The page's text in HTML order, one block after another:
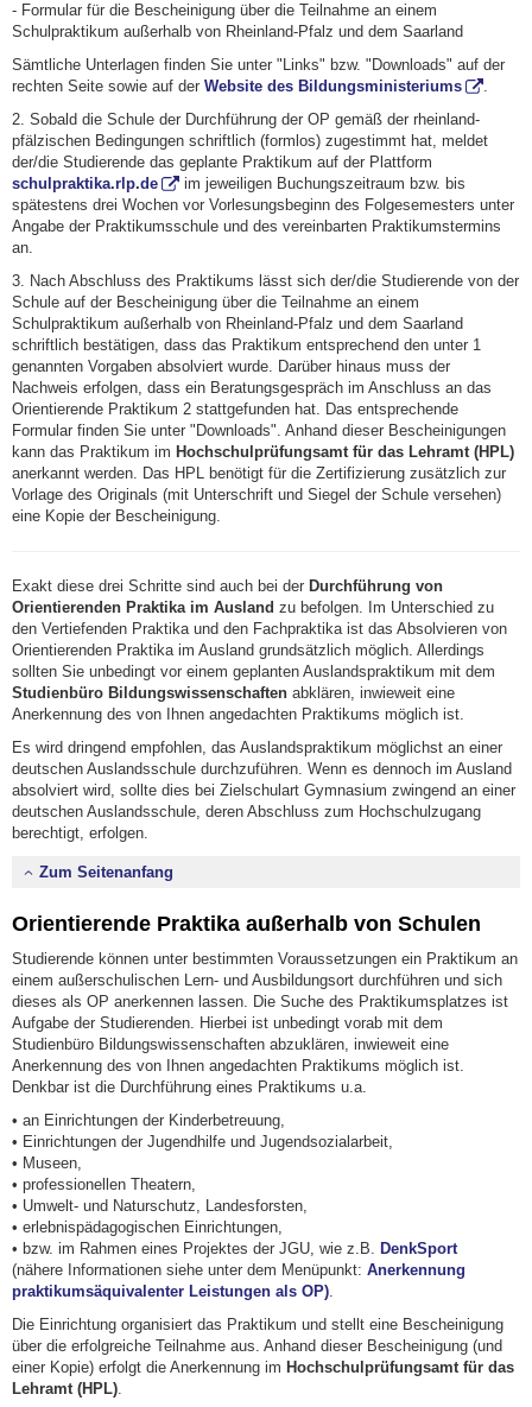
- Formular für die Bescheinigung über die Teilnahme an einem
Schulpraktikum außerhalb von Rheinland-Pfalz und dem Saarland
Sämtliche Unterlagen finden Sie unter "Links" bzw. "Downloads" auf der
rechten Seite sowie auf der Website des Bildungsministeriums
.
2. Sobald die Schule der Durchführung der OP gemäß der rheinland-
pfälzischen Bedingungen schriftlich (formlos) zugestimmt hat, meldet
der/die Studierende das geplante Praktikum auf der Plattform
schulpraktika.rlp.de
im jeweiligen Buchungszeitraum bzw. bis
spätestens drei Wochen vor Vorlesungsbeginn des Folgesemesters unter
Angabe der Praktikumsschule und des vereinbarten Praktikumstermins
an.
3. Nach Abschluss des Praktikums lässt sich der/die Studierende von der
Schule auf der Bescheinigung über die Teilnahme an einem
Schulpraktikum außerhalb von Rheinland-Pfalz und dem Saarland
schriftlich bestätigen, dass das Praktikum entsprechend den unter 1
genannten Vorgaben absolviert wurde. Darüber hinaus muss der
Nachweis erfolgen, dass ein Beratungsgespräch im Anschluss an das
Orientierende Praktikum 2 stattgefunden hat. Das entsprechende
Formular finden Sie unter "Downloads". Anhand dieser Bescheinigungen
kann das Praktikum im Hochschulprüfungsamt für das Lehramt (HPL)
anerkannt werden. Das HPL benötigt für die Zertifizierung zusätzlich zur
Vorlage des Originals (mit Unterschrift und Siegel der Schule versehen)
eine Kopie der Bescheinigung.
Exakt diese drei Schritte sind auch bei der Durchführung von
Orientierenden Praktika im Ausland zu befolgen. Im Unterschied zu
den Vertiefenden Praktika und den Fachpraktika ist das Absolvieren von
Orientierenden Praktika im Ausland grundsätzlich möglich. Allerdings
sollten Sie unbedingt vor einem geplanten Auslandspraktikum mit dem
Studienbüro Bildungswissenschaften abklären, inwieweit eine
Anerkennung des von Ihnen angedachten Praktikums möglich ist.
Es wird dringend empfohlen, das Auslandspraktikum möglichst an einer
deutschen Auslandsschule durchzuführen. Wenn es dennoch im Ausland
absolviert wird, sollte dies bei Zielschulart Gymnasium zwingend an einer
deutschen Auslandsschule, deren Abschluss zum Hochschulzugang
berechtigt, erfolgen.
Zum Seitenanfang
Orientierende Praktika außerhalb von Schulen
Studierende können unter bestimmten Voraussetzungen ein Praktikum an
einem außerschulischen Lern- und Ausbildungsort durchführen und sich
dieses als OP anerkennen lassen. Die Suche des Praktikumsplatzes ist
Aufgabe der Studierenden. Hierbei ist unbedingt vorab mit dem
Studienbüro Bildungswissenschaften abzuklären, inwieweit eine
Anerkennung des von Ihnen angedachten Praktikums möglich ist.
Denkbar ist die Durchführung eines Praktikums u.a.
• an Einrichtungen der Kinderbetreuung,
• Einrichtungen der Jugendhilfe und Jugendsozialarbeit,
• Museen,
• professionellen Theatern,
• Umwelt- und Naturschutz, Landesforsten,
• erlebnispädagogischen Einrichtungen,
• bzw. im Rahmen eines Projektes der JGU, wie z.B. DenkSport
(nähere Informationen siehe unter dem Menüpunkt: Anerkennung
praktikumsäquivalenter Leistungen als OP).
Die Einrichtung organisiert das Praktikum und stellt eine Bescheinigung
über die erfolgreiche Teilnahme aus. Anhand dieser Bescheinigung (und
einer Kopie) erfolgt die Anerkennung im Hochschulprüfungsamt für das
Lehramt (HPL).